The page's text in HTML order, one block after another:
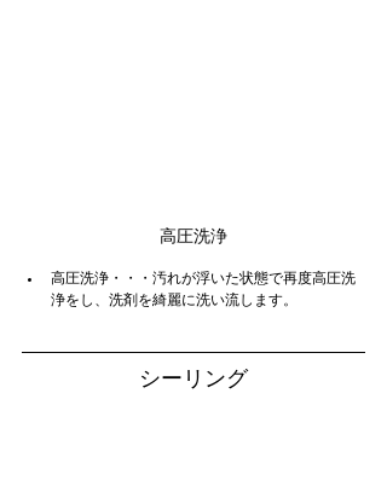
高圧洗浄
高圧洗浄・・・汚れが浮いた状態で再度高圧洗
浄をし、洗剤を綺麗に洗い流します。
シーリング